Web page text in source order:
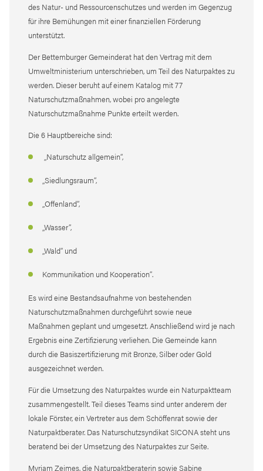
des Natur- und Ressourcenschutzes und werden im Gegenzug
für ihre Bemühungen mit einer finanziellen Förderung
unterstützt.
Der Bettemburger Gemeinderat hat den Vertrag mit dem
Umweltministerium unterschrieben, um Teil des Naturpaktes zu
werden. Dieser beruht auf einem Katalog mit 77
Naturschutzmaßnahmen, wobei pro angelegte
Naturschutzmaßnahme Punkte erteilt werden.
Die 6 Hauptbereiche sind:
„Naturschutz allgemein“,
„Siedlungsraum“,
„Offenland“,
„Wasser“,
„Wald“ und
Kommunikation und Kooperation“.
Es wird eine Bestandsaufnahme von bestehenden
Naturschutzmaßnahmen durchgeführt sowie neue
Maßnahmen geplant und umgesetzt. Anschließend wird je nach
Ergebnis eine Zertifizierung verliehen. Die Gemeinde kann
durch die Basiszertifizierung mit Bronze, Silber oder Gold
ausgezeichnet werden.
Für die Umsetzung des Naturpaktes wurde ein Naturpaktteam
zusammengestellt. Teil dieses Teams sind unter anderem der
lokale Förster, ein Vertreter aus dem Schöffenrat sowie der
Naturpaktberater. Das Naturschutzsyndikat SICONA steht uns
beratend bei der Umsetzung des Naturpaktes zur Seite.
Myriam Zeimes, die Naturpaktberaterin sowie Sabine